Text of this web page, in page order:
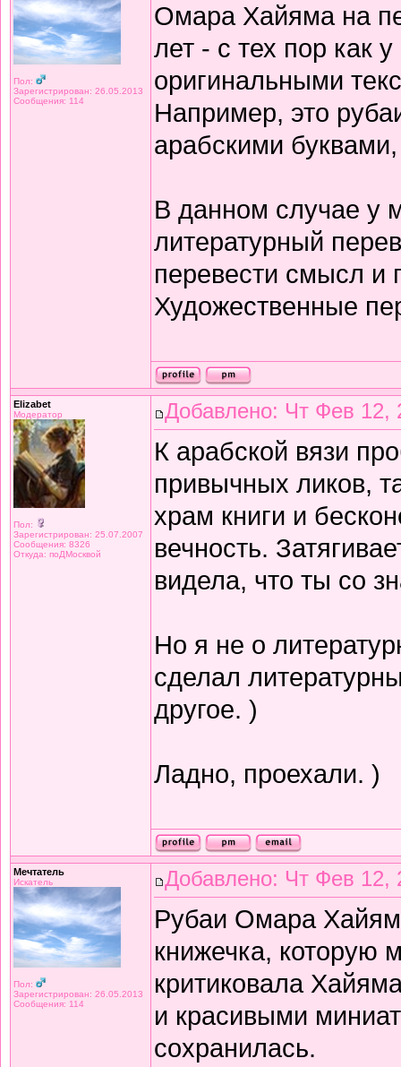
Пол:
Зарегистрирован: 26.05.2013
Сообщения: 114
Омара Хайяма на
лет - с тех пор как
оригинальными
Например, это
арабскими
В данном случае у
литературный
перевести смысл и
Художественные
Elizabet
Модератор
Пол:
Зарегистрирован: 25.07.2007
Сообщения: 8326
Откуда: поДМосквой
Добавлено: Чт Фев 12,
К арабской вязи
привычных ликов,
храм книги и
вечность.
видела, что ты со
Но я не о
сделал
другое. )
Ладно, проехали. )
Мечтатель
Искатель
Пол:
Зарегистрирован: 26.05.2013
Сообщения: 114
Добавлено: Чт Фев 12,
Рубаи Омара
книжечка, которую
критиковала
и красивыми
сохранилась.